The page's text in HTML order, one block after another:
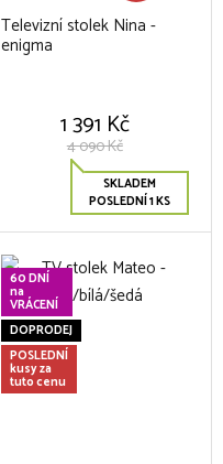
Televizní stolek Nina -
enigma
1 391 Kč
4 090 Kč
SKLADEM
POSLEDNÍ 1 KS
60 DNÍ
na
VRÁCENÍ
DOPRODEJ
POSLEDNÍ
kusy za
tuto cenu